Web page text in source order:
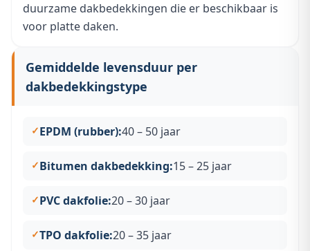
duurzame dakbedekkingen die er beschikbaar is
voor platte daken.
Gemiddelde levensduur per
dakbedekkingstype
EPDM (rubber):40 – 50 jaar
Bitumen dakbedekking:15 – 25 jaar
PVC dakfolie:20 – 30 jaar
TPO dakfolie:20 – 35 jaar